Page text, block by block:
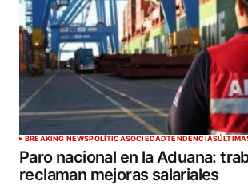
BREAKING NEWSPOLÍTICASOCIEDADTENDENCIAS
Paro nacional en la Aduana:
reclaman mejoras salariales